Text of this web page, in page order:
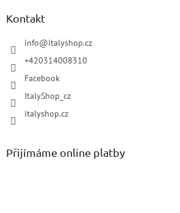
Kontakt
info@italyshop.cz
+420314008310
Facebook
ItalyShop_cz
italyshop.cz
Přijímáme online platby